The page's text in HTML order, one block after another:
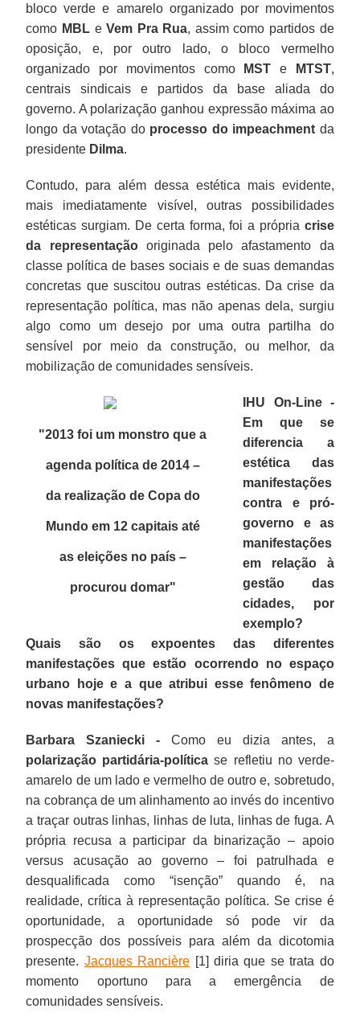
bloco verde e amarelo organizado por movimentos
como MBLeVem Pra Rua, assim como partidos de
oposição, e, por outro lado, o bloco vermelho
organizado por movimentos como
MST e MTST,
centrais sindicais e partidos da base aliada do
governo. A polarização ganhou expressão máxima ao
longo da votação do processo do impeachment da
presidente Dilma.
Contudo, para além dessa estética mais evidente,
mais imediatamente visível, outras possibilidades
estéticas surgiam. De certa forma, foi a própria crise
da representaçãooriginada pelo afastamento da
classe política de bases sociais e de suas demandas
concretas que suscitou outras estéticas. Da crise da
representação política, mas não apenas dela, surgiu
algo como um desejo por uma outra partilha do
sensível por meio da construção, ou melhor, da
mobilização de comunidades sensíveis.
"2013 foi um monstro que a
agenda política de 2014 –
da realização de Copa do
Mundo em 12 capitais até
as eleições no país –
procurou domar"
IHU On-Line -
Em que se
diferencia a
estética das
manifestações
contra e pró-
governo e as
manifestações
em relação à
gestão das
cidades, por
exemplo?
Quais são os expoentes das diferentes
manifestações que estão ocorrendo no espaço
urbano hoje e a que atribui esse fenômeno de
novas manifestações?
Barbara Szaniecki - Como eu dizia antes, a
polarização partidária-política se refletiu no verde-
amarelo de um lado e vermelho de outro e, sobretudo,
na cobrança de um alinhamento ao invés do incentivo
a traçar outras linhas, linhas de luta, linhas de fuga. A
própria recusa a participar da binarização – apoio
versus acusação ao governo – foi patrulhada e
desqualificada como “isenção” quando é, na
realidade, crítica à representação política. Se crise é
oportunidade, a oportunidade só pode vir da
prospecção dos possíveis para além da dicotomia
presente. Jacques Rancière [1] diria que se trata do
momento oportuno para a emergência de
comunidades sensíveis.